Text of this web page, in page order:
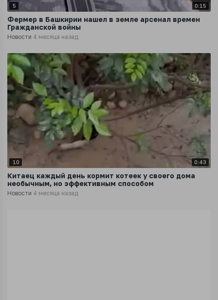
5 0:15
Фермер в Башкирии нашел в земле арсенал времен
Гражданской войны
Новости 4 месяца назад
10 0:43
Китаец каждый день кормит котеек у своего дома
необычным, но эффективным способом
Новости 4 месяца назад